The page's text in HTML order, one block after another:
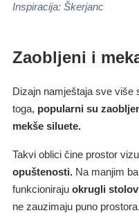
Inspiracija: Škerjanc
Zaobljeni i
Dizajn namještaja sve više
toga, popularni su
mekše siluete.
Takvi oblici čine prostor
opuštenosti. Na manjim
funkcioniraju okrugli
ne zauzimaju puno prostora.